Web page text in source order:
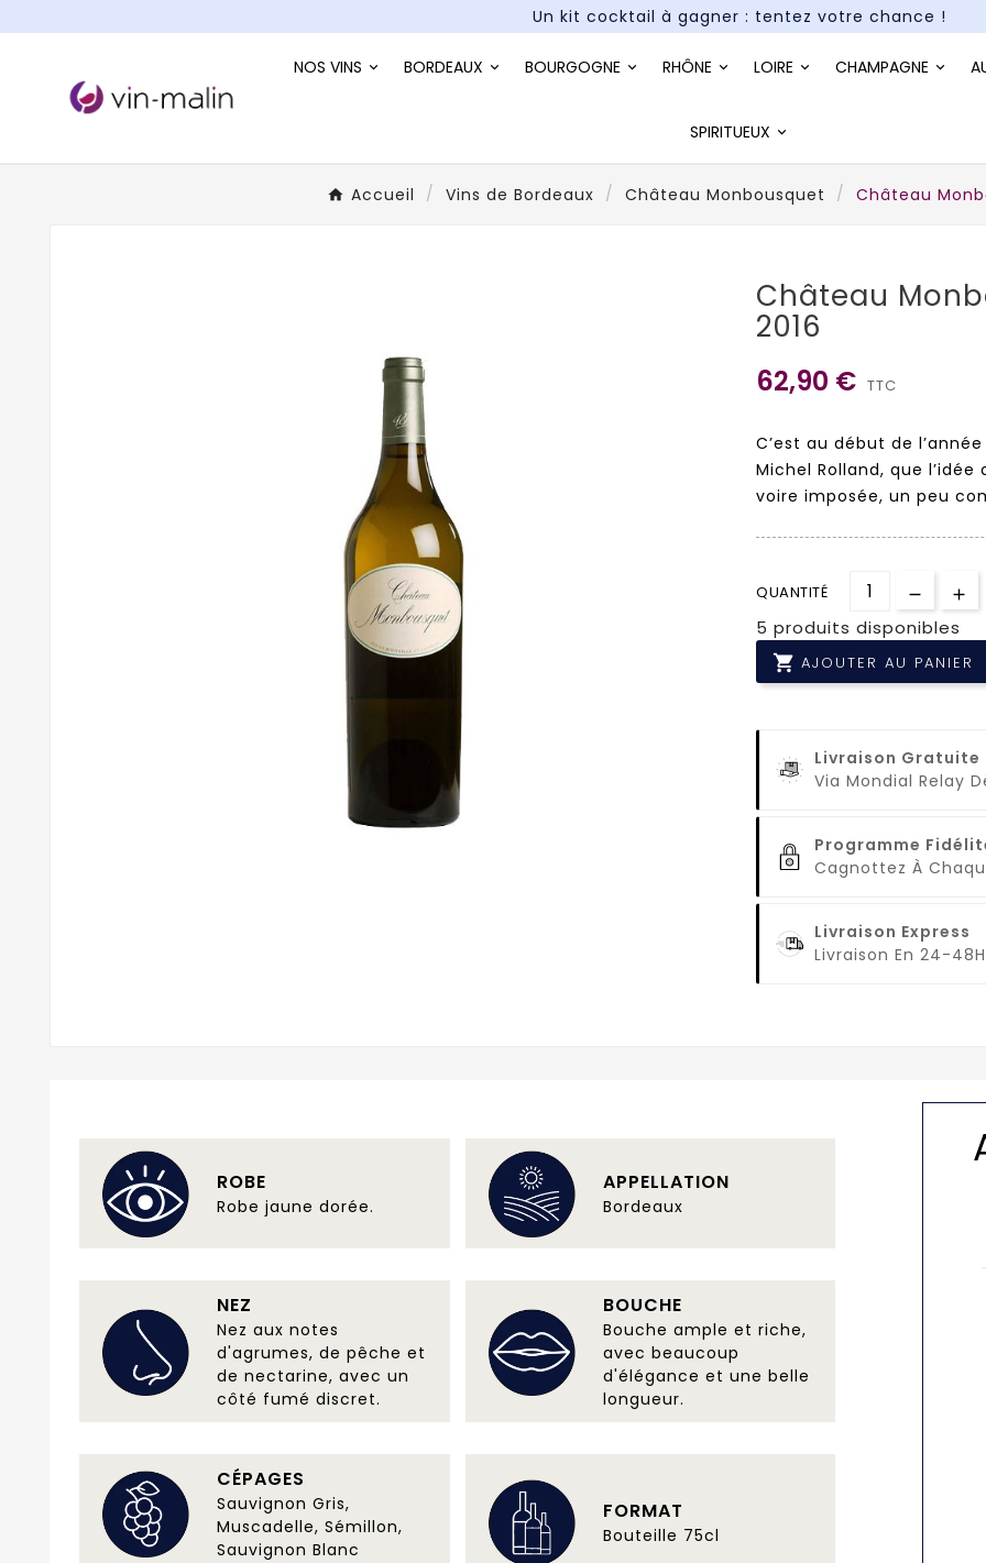
Un kit cocktail à gagner : tentez votre chance !
NOS VINS BORDEAUX BOURGOGNE RHÔNE LOIRE CHAMPAGNE
SPIRITUEUX
Accueil Vins de Bordeaux Château Monbousquet Château
Château
2016
62,90 € TTC
C’est au début de
Michel Rolland, que
voire imposée, un peu
QUANTITÉ
5 produits disponibles
 AJOUTER AU PANIER
Livraison Gratuite
Via Mondial Relay
Programme
Cagnottez À
Livraison Express
Livraison En 24-
ROBE
Robe jaune dorée.
APPELLATION
Bordeaux
NEZ
Nez aux notes
d'agrumes, de pêche et
de nectarine, avec un
côté fumé discret.
BOUCHE
Bouche ample et riche,
avec beaucoup
d'élégance et une belle
longueur.
CÉPAGES
Sauvignon Gris,
Muscadelle, Sémillon,
Sauvignon Blanc
FORMAT
Bouteille 75cl